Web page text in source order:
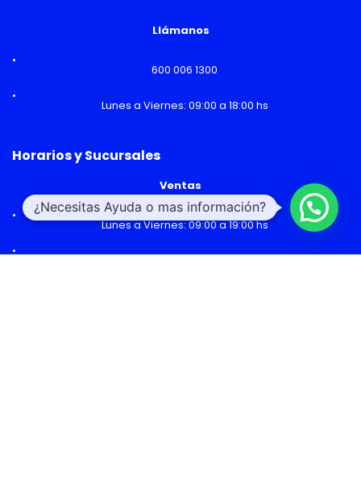
Llámanos
600 006 1300
Lunes a Viernes: 09:00 a 18:00 hs
Horarios y Sucursales
Ventas
Lunes a Viernes: 09:00 a 19:00 hs
¿Necesitas Ayuda o mas información?